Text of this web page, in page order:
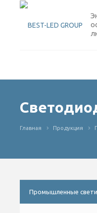
Главная Продукция
Промышленные